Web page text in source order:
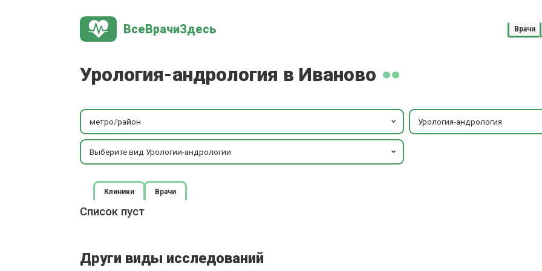
ВсеВрачиЗдесь Врачи
Урология-андрология в Иваново
метро/район Урология-андрология
Выберите вид Урологии-андрологии
Клиники Врачи
Список пуст
Други виды исследований